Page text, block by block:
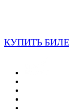
КУПИТЬ